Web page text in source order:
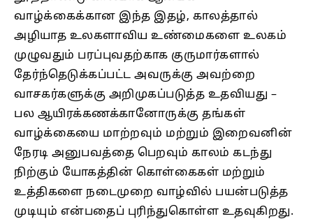
வாழ்க்கைக்கான இந்த இதழ், காலத்தால்
அழியாத உலகளாவிய உண்மைகளை உலகம்
முழுவதும் பரப்புவதற்காக குருமார்களால்
தேர்ந்தெடுக்கப்பட்ட அவருக்கு அவற்றை
வாசகர்களுக்கு அறிமுகப்படுத்த உதவியது –
பல ஆயிரக்கணக்கானோருக்கு தங்கள்
வாழ்க்கையை மாற்றவும் மற்றும் இறைவனின்
நேரடி அனுபவத்தை பெறவும் காலம் கடந்து
நிற்கும் யோகத்தின் கொள்கைகள் மற்றும்
உத்திகளை நடைமுறை வாழ்வில் பயன்படுத்த
முடியும் என்பதைப் புரிந்துகொள்ள உதவுகிறது.